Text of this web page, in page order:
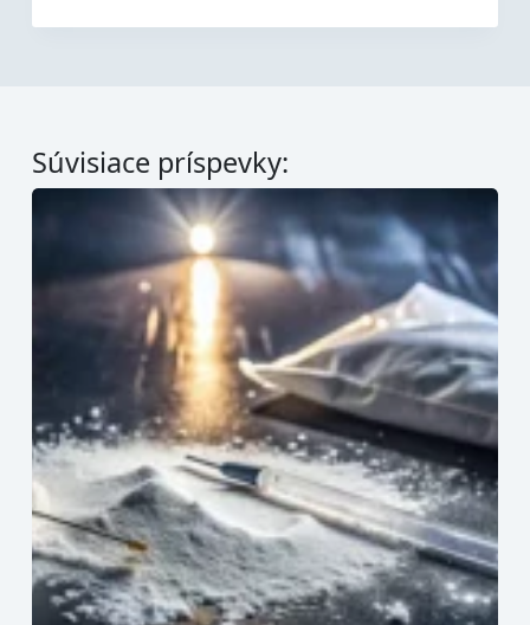
Súvisiace príspevky: